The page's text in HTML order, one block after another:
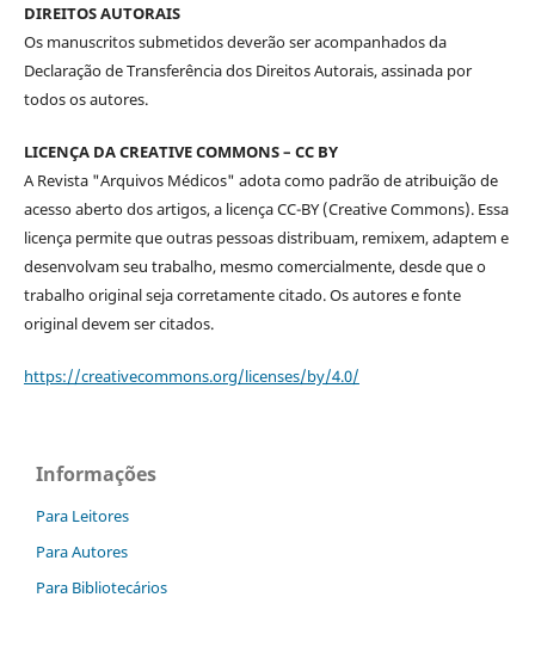
DIREITOS AUTORAIS
Os manuscritos submetidos deverão ser acompanhados da
Declaração de Transferência dos Direitos Autorais, assinada por
todos os autores.
LICENÇA DA CREATIVE COMMONS – CC BY
A Revista "Arquivos Médicos" adota como padrão de atribuição de
acesso aberto dos artigos, a licença CC-BY (Creative Commons). Essa
licença permite que outras pessoas distribuam, remixem, adaptem e
desenvolvam seu trabalho, mesmo comercialmente, desde que o
trabalho original seja corretamente citado. Os autores e fonte
original devem ser citados.
https://creativecommons.org/licenses/by/4.0/
Informações
Para Leitores
Para Autores
Para Bibliotecários